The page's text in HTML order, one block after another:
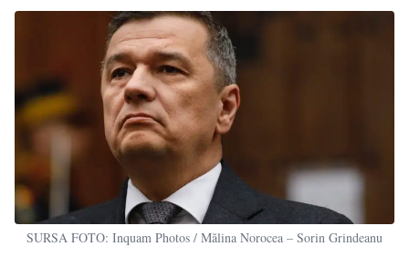
SURSA FOTO: Inquam Photos / Mălina Norocea – Sorin Grindeanu